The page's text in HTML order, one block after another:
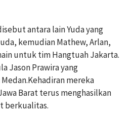
antara lain Yuda yang
kemudian Mathew, Arlan,
untuk tim Hangtuah Jakarta.
Jason Prawira yang
mereka
Barat terus menghasilkan
berkualitas.